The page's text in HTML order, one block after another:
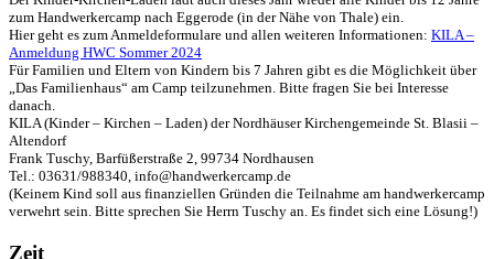
zum Handwerkercamp nach Eggerode (in der Nähe von Thale) ein.
Hier geht es zum Anmeldeformulare und allen weiteren Informationen: KILA –
Anmeldung HWC Sommer 2024
Für Familien und Eltern von Kindern bis 7 Jahren gibt es die Möglichkeit über
„Das Familienhaus“ am Camp teilzunehmen. Bitte fragen Sie bei Interesse
danach.
KILA (Kinder – Kirchen – Laden) der Nordhäuser Kirchengemeinde St. Blasii –
Altendorf
Frank Tuschy, Barfüßerstraße 2, 99734 Nordhausen
Tel.: 03631/988340, info@handwerkercamp.de
(Keinem Kind soll aus finanziellen Gründen die Teilnahme am handwerkercamp
verwehrt sein. Bitte sprechen Sie Herrn Tuschy an. Es findet sich eine Lösung!)
Zeit